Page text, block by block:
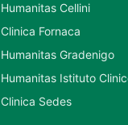
Humanitas Cellini
Clinica Fornaca
Humanitas Gradenigo
Humanitas Istituto
Clinica Sedes